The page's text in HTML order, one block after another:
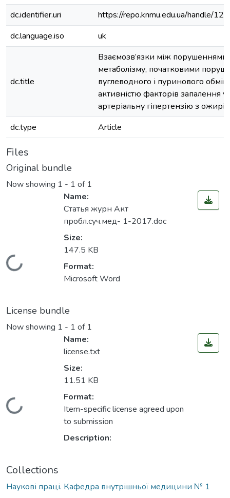
dc.identifier.uri
https://repo.knmu.edu.ua/handle/
dc.language.iso
uk
dc.title
Взаємозв’язки між порушеннями
метаболізму, початковими
вуглеводного і пуринового
активністю факторів запалення
артеріальну гіпертензію з
dc.type
Article
Files
Original bundle
Now showing 1 - 1 of 1
Loading...
Name:
Статья журн Акт
пробл.суч.мед- 1-2017.doc
Size:
147.5 KB
Format:
Microsoft Word
License bundle
Now showing 1 - 1 of 1
Loading...
Name:
license.txt
Size:
11.51 KB
Format:
Item-specific license agreed upon
to submission
Description:
Collections
Наукові праці. Кафедра внутрішньої медицини № 1